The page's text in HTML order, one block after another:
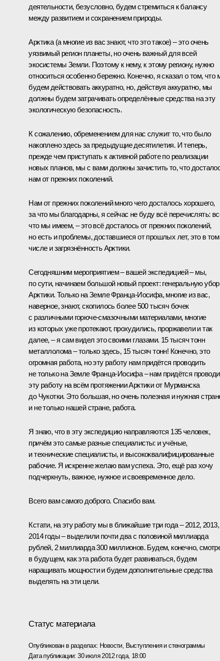
деятельности, безусловно, будем стремиться к балансу
между развитием и сохранением природы.
Арктика (а многие из вас знают, что это такое) – это очень
уязвимый регион планеты, но очень важный для всей
экосистемы Земли. Поэтому к нему, к этому региону, нужно
относиться особенно бережно. Конечно, я сказал о том, что
будем действовать аккуратно, но, действуя аккуратно, мы
должны будем затрачивать определённые средства на эту
экологическую безопасность.
К сожалению, обременением для нас служит то, что было
накоплено здесь за предыдущие десятилетия. И теперь,
прежде чем приступать к активной работе по реализации
новых планов, мы с вами должны зачистить то, что
нам от прежних поколений.
Нам от прежних поколений много чего досталось хорошего,
за что мы благодарны, я сейчас не буду всё перечислять:
что мы имеем, – это всё досталось от прежних поколений,
но есть и проблемы, доставшиеся от прошлых лет, это в том
числе и загрязнённость Арктики.
Сегодняшним мероприятием – вашей экспедицией – мы,
по сути, начинаем большой новый проект: генеральную
Арктики. Только на Земле Франца-Иосифа, многие из вас,
наверное, знают, скопилось более 500 тысяч бочек
с различными горюче-смазочными материалами, многие
из которых уже протекают, прохудились, проржавели и так
далее, – я сам видел это своими глазами. 15 тысяч тонн
металлолома – только здесь, 15 тысяч тонн! Конечно, это
огромная работа, но эту работу нам придётся проводить
не только на Земле Франца-Иосифа – нам придётся
эту работу на всём протяжении Арктики от Мурманска
до Чукотки. Это большая, но очень полезная и нужная
и не только нашей стране, работа.
Я знаю, что в эту экспедицию направляются 135 человек,
причём это самые разные специалисты: и учёные,
и технические специалисты, и высококвалифицированные
рабочие. Я искренне желаю вам успеха. Это, ещё раз хочу
подчеркнуть, важное, нужное и своевременное дело.
Всего вам самого доброго. Спасибо вам.
Кстати, на эту работу мы в ближайшие три года – 2012, 2013,
2014 годы – выделили почти два с половиной миллиарда
рублей, 2 миллиарда 300 миллионов. Будем, конечно,
в будущем, как эта работа будет развиваться, будем
наращивать мощности и будем дополнительные средства
выделять на эти цели.
Статус материала
Опубликован в разделах: Новости, Выступления и стенограммы
Дата публикации:30 июля 2012 года, 18:00